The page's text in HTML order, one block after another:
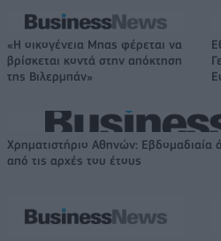
«Η οικογένεια Μπας φέρεται να
βρίσκεται κοντά στην απόκτηση
της Βιλερμπάν»
Χρηματιστήριο Αθηνών:
από τις αρχές του έτους